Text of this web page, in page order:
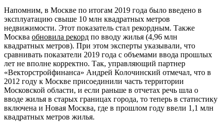
Напомним, в Москве по итогам 2019 года было введено в
эксплуатацию свыше 10 млн квадратных метров
недвижимости. Этот показатель стал рекордным. Также
Москва обновила рекорд по вводу жилья (4,96 млн
квадратных метров). При этом эксперты указывали, что
сравнивать показатели 2019 года с объемами ввода прошлых
лет не вполне корректно. Так, управляющий партнер
«Векторстройфинанса» Андрей Колочинский отмечал, что в
2012 году к Москве присоединили часть территории
Московской области, и если раньше в отчетах речь шла о
вводе жилья в старых границах города, то теперь в статистику
включена и Новая Москва, где в прошлом году ввели 1,1 млн
квадратных метров жилья.